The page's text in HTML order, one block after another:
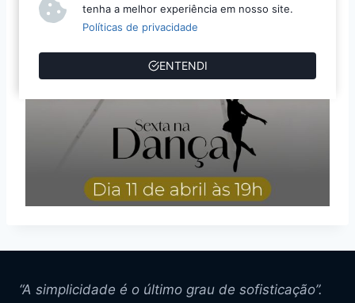
“A simplicidade é o último grau de sofisticação”.
tenha a melhor experiência em nosso site.
Políticas de privacidade
ENTENDI